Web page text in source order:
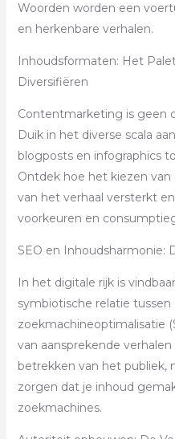
Woorden worden een
en herkenbare verhalen.
Inhoudsformaten: Het
Diversifiëren
Contentmarketing is geen
Duik in het diverse scala
blogposts en infographics
Ontdek hoe het kiezen
van het verhaal versterkt
voorkeuren en
SEO en Inhoudsharmonie:
In het digitale rijk is
symbiotische relatie
zoekmachineoptimalisatie
van aansprekende
betrekken van het publiek,
zorgen dat je inhoud
zoekmachines.